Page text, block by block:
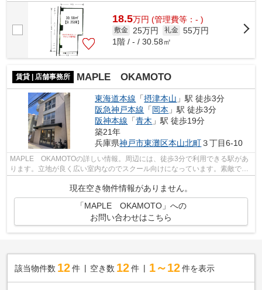
るので行動範囲が広がります(^^)
18.5万円 (管理費等：- )
敷金 25万円 礼金 55万円
1階 / - / 30.58㎡
賃貸 | 店舗事務所 MAPLE OKAMOTO
東海道本線 「摂津本山 」駅 徒歩3分
阪急神戸本線 「岡本 」駅 徒歩3分
阪神本線 「青木 」駅 徒歩19分
築21年
兵庫県神戸市東灘区本山北町３丁目6-10
MAPLE OKAMOTOの詳しい情報。周辺には、徒歩3分で利用できる駅があ
ります。立地が良く広い室内なのでスクール向けになっています。素敵で開
現在空き物件情報がありません。
「MAPLE OKAMOTO」への
お問い合わせはこちら
該当物件数 12件 空き数 12 件 1～12 件を表示